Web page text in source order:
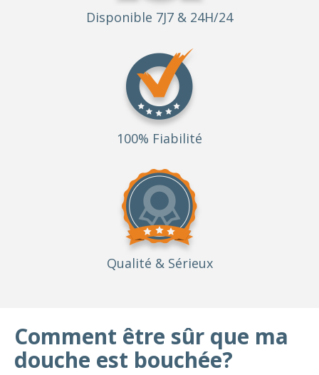
Disponible 7J7 & 24H/24
100% Fiabilité
Qualité & Sérieux
Comment être sûr que ma
douche est bouchée?